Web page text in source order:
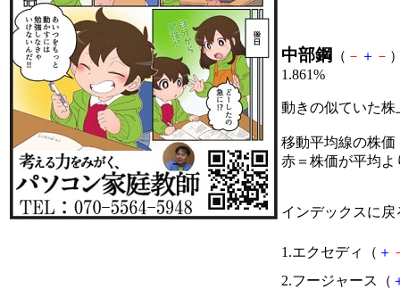
中部鋼 （ － ＋ －
1.861%
動きの似ていた
移動平均線の株価
赤＝株価が平均
インデックスに戻
1.エクセディ（ ＋
2.フージャース（